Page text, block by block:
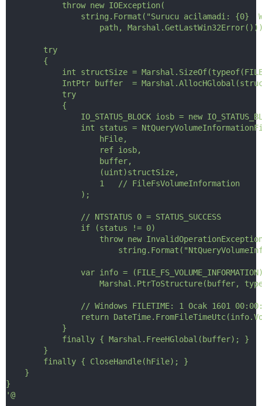
throw new IOException(
string.Format("Surucu acilamadi: {0}
path,
try
{
int structSize =
IntPtr buffer  =
try
{
IO_STATUS_BLOCK iosb = new
int status =
hFile,
ref iosb,
buffer,
(uint)structSize,
1   // FileFsVolumeInformation
);
// NTSTATUS 0 = STATUS_SUCCESS
if (status != 0)
throw new
var info =
Marshal.PtrToStructure(buffer,
// Windows FILETIME: 1 Ocak 1601 00:00:00
return
}
finally { Marshal.FreeHGlobal(buffer); }
}
finally { CloseHandle(hFile); }
}
}
'@